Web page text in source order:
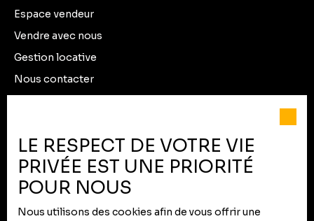
Espace vendeur
Vendre avec nous
Gestion locative
Nous contacter
Recrutement
Nos honoraires
Mentions légales
Politique de confidentialité
LE RESPECT DE VOTRE VIE
PRIVÉE EST UNE PRIORITÉ
POUR NOUS
Nous utilisons des cookies afin de vous offrir une